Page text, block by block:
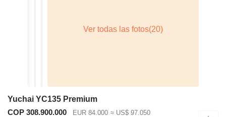
Yuchai YC135 Premium
COP 308.900.000
EUR 84.000 ≈ US$ 97.050